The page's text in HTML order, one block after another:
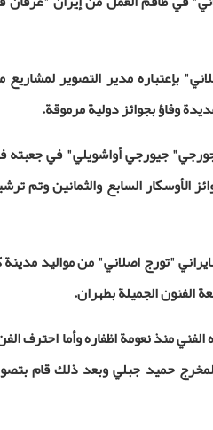
بإعتباره مدير التصوير
وفاؤ بجوائز دولية مرموقة.
جيورجي أواشويلي" في جعبته
الأوسكار السابع والثمانين وتم
"تورج اصلاني" من مواليد
الفنون الجميلة بطهران.